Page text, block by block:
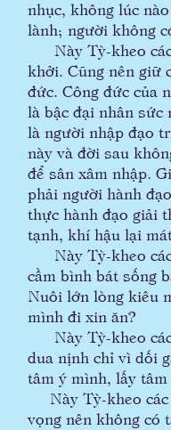
nhục, không lúc
lành; người không
Này Tỳ-kheo các
khởi. Cũng nên giữ
đức. Công đức của
là bậc đại nhân
là người nhập đạo
này và đời sau
để sân xâm nhập.
phải người hành
thực hành đạo giải
tạnh, khí hậu lại
Này Tỳ-kheo các
cầm bình bát sống
Nuôi lớn lòng kiêu
mình đi xin ăn?
Này Tỳ-kheo các
dua nịnh chỉ vì dối
tâm ý mình, lấy
Này Tỳ-kheo các
vọng nên không có